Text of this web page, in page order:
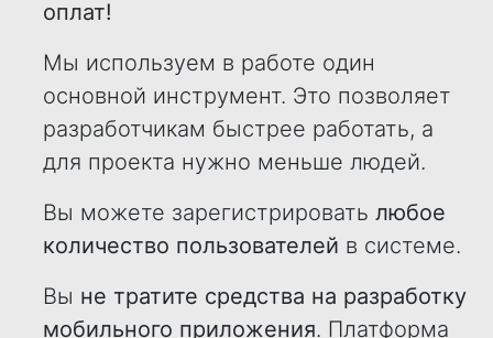
оплат!
Мы используем в работе один
основной инструмент. Это позволяет
разработчикам быстрее работать, а
для проекта нужно меньше людей.
Вы можете зарегистрировать любое
количество пользователей в системе.
Вы не тратите средства на разработку
мобильного приложения. Платформа